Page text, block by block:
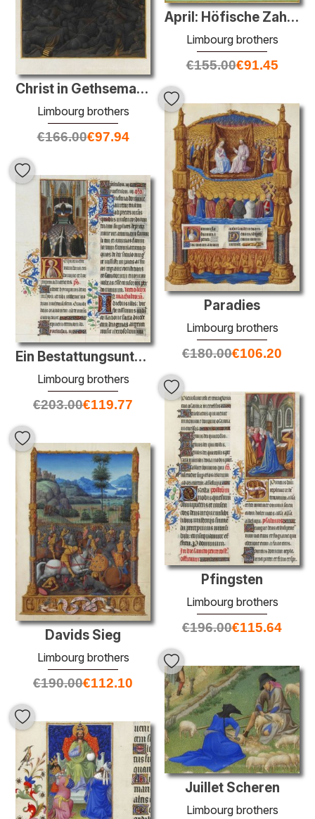
April: Höfische Zahlen im Schlosspark
Limbourg brothers
€155.00€91.45
Christ in Gethsemane
Limbourg brothers
€166.00€97.94
Paradies
Limbourg brothers
€180.00€106.20
Ein Bestattungsunternehmen
Limbourg brothers
€203.00€119.77
Pfingsten
Limbourg brothers
€196.00€115.64
Davids Sieg
Limbourg brothers
€190.00€112.10
Juillet Scheren
Limbourg brothers